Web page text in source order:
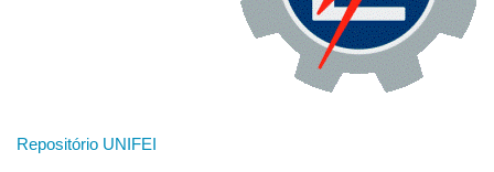
Repositório UNIFEI